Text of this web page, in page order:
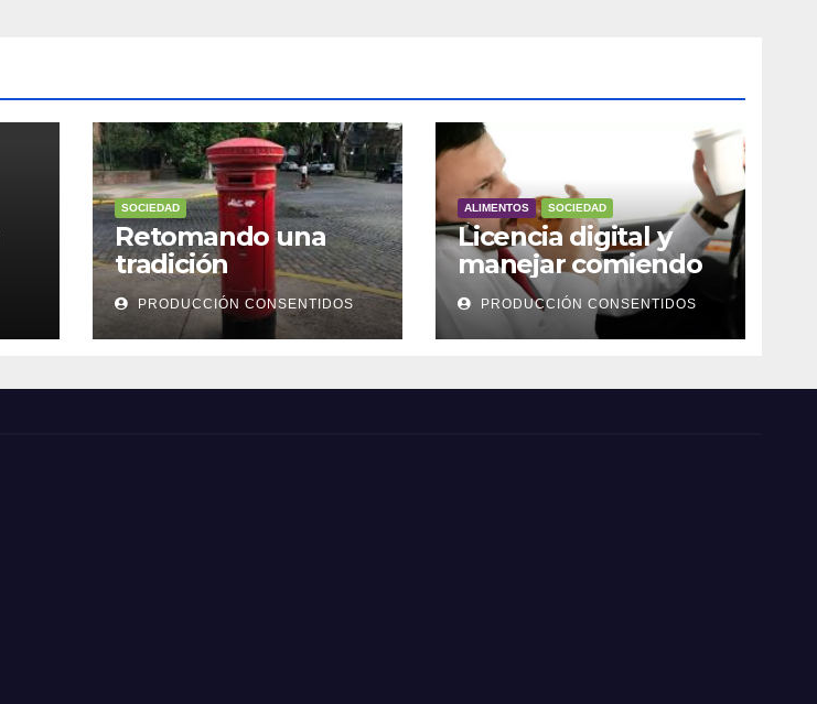
SOCIEDAD
Retomando una
tradición
PRODUCCIÓN CONSENTIDOS
ALIMENTOS SOCIEDAD
Licencia digital y
manejar comiendo
PRODUCCIÓN CONSENTIDOS